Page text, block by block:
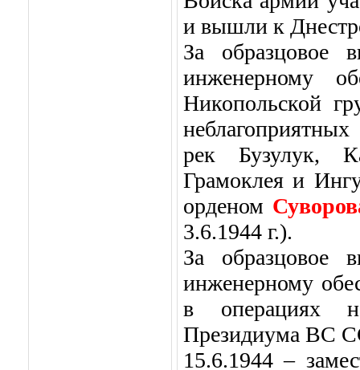
и вышли к
За образцовое
инженерному
Никопольской
рек Бузулук,
Грамоклея и
орденом
3.6.1944 г.).
За образцовое
инженерному
в операциях
Президиума ВС
15.6.1944 –